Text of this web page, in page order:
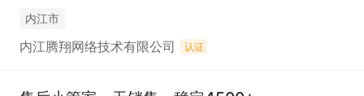
内江市
内江腾翔网络技术有限公司 认证